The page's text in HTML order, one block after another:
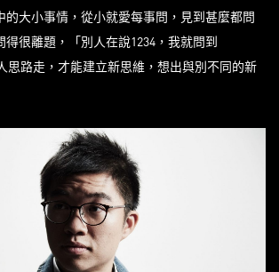
的大小事情，從小就愛每事問，見到甚麼都問
很離題，「別人在說1234，我就問到
思路走，才能建立新思維，想出與別不同的新